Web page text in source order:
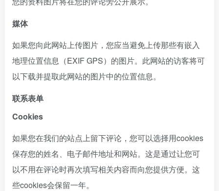
媒体
如果您向此网站上传图片，您应当避免上传那些有嵌入
地理位置信息（EXIF GPS）的图片。此网站的访客将可
以下载并提取此网站的图片中的位置信息。
联系表单
Cookies
如果您在我们的站点上留下评论，您可以选择用cookies
保存您的姓名、电子邮件地址和网站。这是通过让您可
以不用在评论时再次填写相关内容而向您提供方便。这
些cookies会保留一年。